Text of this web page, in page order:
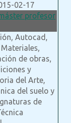
02-17
profesor
Autocad,
de obras,
y
del Arte,
del suelo y
de